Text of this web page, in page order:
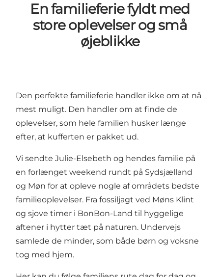
En familieferie fyldt med
store oplevelser og små
øjeblikke
Den perfekte familieferie handler ikke om at nå
mest muligt. Den handler om at finde de
oplevelser, som hele familien husker længe
efter, at kufferten er pakket ud.
Vi sendte Julie-Elsebeth og hendes familie på
en forlænget weekend rundt på Sydsjælland
og Møn for at opleve nogle af områdets bedste
familieoplevelser. Fra fossiljagt ved Møns Klint
og sjove timer i BonBon-Land til hyggelige
aftener i hytter tæt på naturen. Undervejs
samlede de minder, som både børn og voksne
tog med hjem.